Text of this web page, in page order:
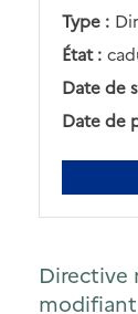
Type :
État :
Date de
Date de
Directive